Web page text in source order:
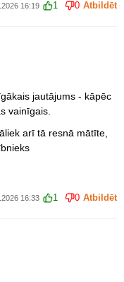
16:19 1 0 Atbildēt
jautājums - kāpēc
vainīgais.
arī tā resnā mātīte,
16:33 1 0 Atbildēt